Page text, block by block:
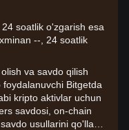
soatlik o'zgarish esa
--, 24 soatlik
va savdo qilish
Bitgetda
kripto aktivlar uchun
savdosi, on-chain
usullarini qo'llab-